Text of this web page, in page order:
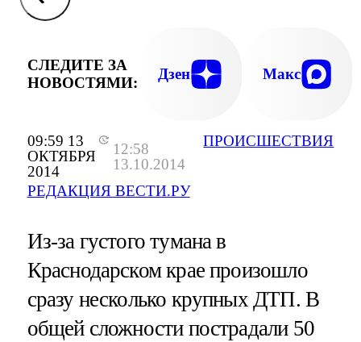
09:59 13
ОКТЯБРЯ
2014
12:58
13.10.2014
РЕДАКЦИЯ ВЕСТИ.РУ
ПРОИСШЕСТВИЯ
СЛЕДИТЕ ЗА
НОВОСТЯМИ:
Дзен Макс
Из-за густого тумана в
Краснодарском крае произошло
сразу несколько крупных ДТП. В
общей сложности пострадали 50